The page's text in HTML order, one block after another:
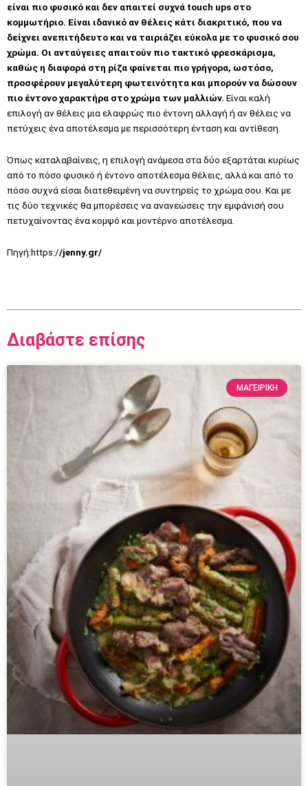
είναι πιο φυσικό και δεν απαιτεί συχνά touch ups στο
κομμωτήριο. Είναι ιδανικό αν θέλεις κάτι διακριτικό, που να
δείχνει ανεπιτήδευτο και να ταιριάζει εύκολα με το φυσικό σου
χρώμα. Οι ανταύγειες απαιτούν πιο τακτικό φρεσκάρισμα,
καθώς η διαφορά στη ρίζα φαίνεται πιο γρήγορα, ωστόσο,
προσφέρουν μεγαλύτερη φωτεινότητα και μπορούν να δώσουν
πιο έντονο χαρακτήρα στο χρώμα των μαλλιών. Είναι καλή
επιλογή αν θέλεις μια ελαφρώς πιο έντονη αλλαγή ή αν θέλεις να
πετύχεις ένα αποτέλεσμα με περισσότερη ένταση και αντίθεση.
Όπως καταλαβαίνεις, η επιλογή ανάμεσα στα δύο εξαρτάται κυρίως
από το πόσο φυσικό ή έντονο αποτέλεσμα θέλεις, αλλά και από το
πόσο συχνά είσαι διατεθειμένη να συντηρείς το χρώμα σου. Και με
τις δύο τεχνικές θα μπορέσεις να ανανεώσεις την εμφάνισή σου
πετυχαίνοντας ένα κομψό και μοντέρνο αποτέλεσμα.
Πηγή:https://jenny.gr/
Διαβάστε επίσης
ΜΑΓΕΙΡΙΚΗ